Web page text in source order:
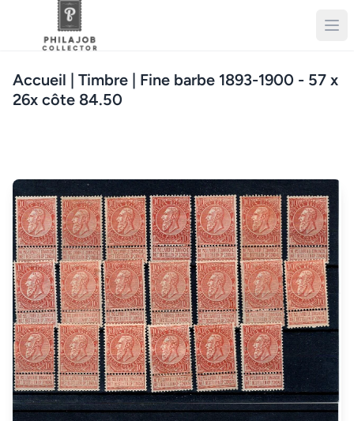
Accueil | Timbre | Fine barbe 1893-1900 - 57 x
26x côte 84.50